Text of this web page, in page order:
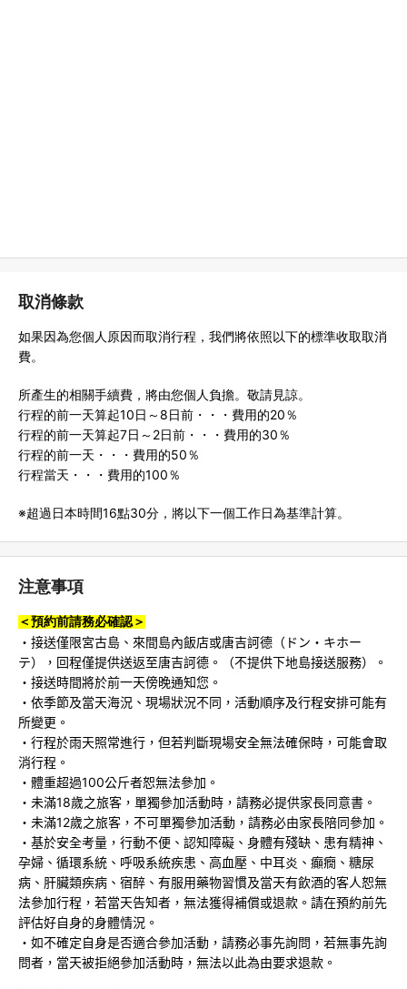
取消條款
如果因為您個人原因而取消行程，我們將依照以下的標準收取取消
費。
所產生的相關手續費，將由您個人負擔。敬請見諒。
行程的前一天算起10日～8日前・・・費用的20％
行程的前一天算起7日～2日前・・・費用的30％
行程的前一天・・・費用的50％
行程當天・・・費用的100％
※超過日本時間16點30分，將以下一個工作日為基準計算。
注意事項
＜預約前請務必確認＞
・接送僅限宮古島、來間島內飯店或唐吉訶德（ドン・キホー
テ），回程僅提供送返至唐吉訶德。（不提供下地島接送服務）。
・接送時間將於前一天傍晚通知您。
・依季節及當天海況、現場狀況不同，活動順序及行程安排可能有
所變更。
・行程於雨天照常進行，但若判斷現場安全無法確保時，可能會取
消行程。
・體重超過100公斤者恕無法參加。
・未滿18歲之旅客，單獨參加活動時，請務必提供家長同意書。
・未滿12歲之旅客，不可單獨參加活動，請務必由家長陪同參加。
・基於安全考量，行動不便、認知障礙、身體有殘缺、患有精神、
孕婦、循環系統、呼吸系統疾患、高血壓、中耳炎、癲癇、糖尿
病、肝臟類疾病、宿醉、有服用藥物習慣及當天有飲酒的客人恕無
法參加行程，若當天告知者，無法獲得補償或退款。請在預約前先
評估好自身的身體情況。
・如不確定自身是否適合參加活動，請務必事先詢問，若無事先詢
問者，當天被拒絕參加活動時，無法以此為由要求退款。